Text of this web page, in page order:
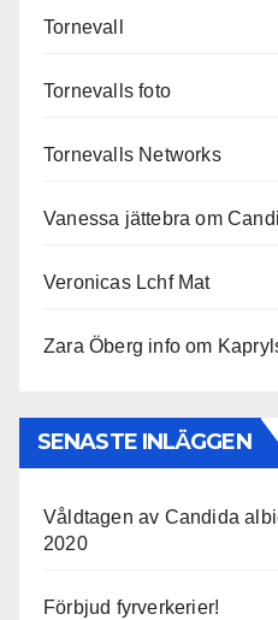
Tornevall
Tornevalls foto
Tornevalls Networks
Vanessa jättebra om
Veronicas Lchf Mat
Zara Öberg info om
SENASTE INLÄGGEN
Våldtagen av Candida
2020
Förbjud fyrverkerier!